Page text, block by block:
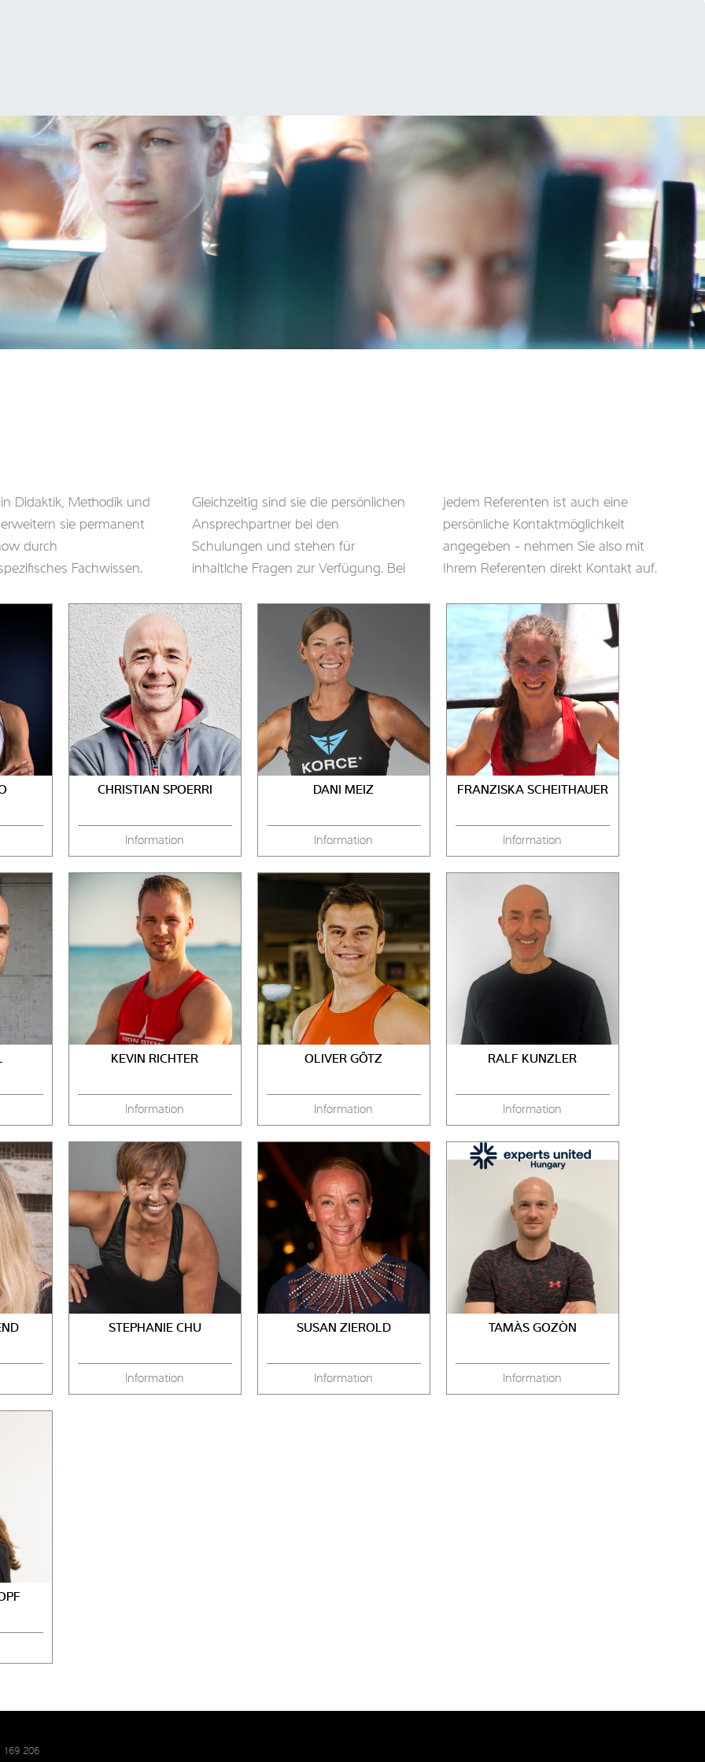
Ihrem Referenten direkt Kontakt auf.
CHRISTIAN SPOERRI
Information
DANI MEIZ
Information
FRANZISKA SCHEITHAUER
Information
KEVIN RICHTER
Information
OLIVER GÖTZ
Information
RALF KUNZLER
Information
STEPHANIE CHU
Information
SUSAN ZIEROLD
Information
TAMÀS GOZÒN
Information
169 206